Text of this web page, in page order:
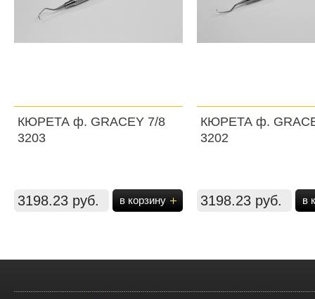
КЮРЕТА ф. GRACEY 7/8
3203
3198.23 руб. в корзину
КЮРЕТА ф.
3202
3198.23 руб. в